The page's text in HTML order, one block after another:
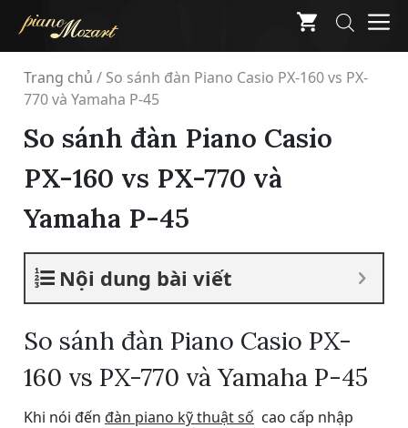
content
Trang chủ / So sánh đàn Piano Casio PX-160 vs PX-
770 và Yamaha P-45
So sánh đàn Piano Casio
PX-160 vs PX-770 và
Yamaha P-45
Nội dung bài viết
So sánh đàn Piano Casio PX-
160 vs PX-770 và Yamaha P-45
Khi nói đến đàn piano kỹ thuật số cao cấp nhập